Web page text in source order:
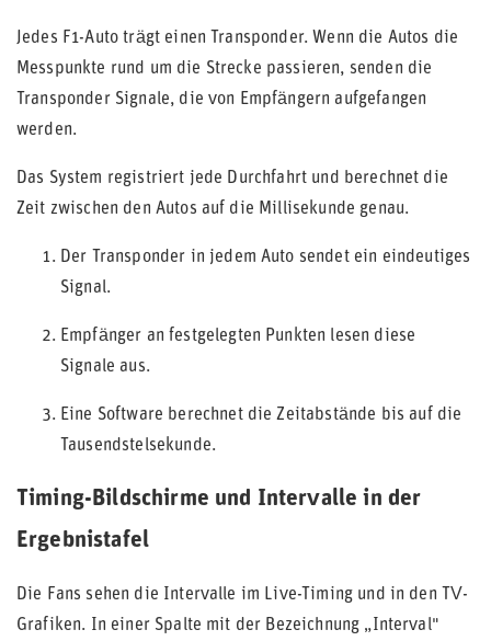
Jedes F1-Auto trägt einen Transponder. Wenn die Autos die
Messpunkte rund um die Strecke passieren, senden die
Transponder Signale, die von Empfängern aufgefangen
werden.
Das System registriert jede Durchfahrt und berechnet die
Zeit zwischen den Autos auf die Millisekunde genau.
Der Transponder in jedem Auto sendet ein eindeutiges
Signal.
Empfänger an festgelegten Punkten lesen diese
Signale aus.
Eine Software berechnet die Zeitabstände bis auf die
Tausendstelsekunde.
Timing-Bildschirme und Intervalle in der
Ergebnistafel
Die Fans sehen die Intervalle im Live-Timing und in den TV-
Grafiken. In einer Spalte mit der Bezeichnung „Interval"